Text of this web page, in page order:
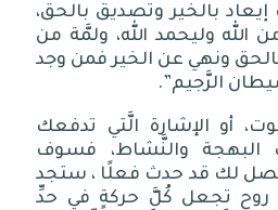
بالخير وتصديق بالحق،
وليحمد الله، ولمَّة من
ونهي عن الخير فمن وجد
الرَّجيم”.
أو الإشارة الَّتي تدفعك
البهجة والنَّشاط، فسوف
لك قد حدث فعلًا ، ستجد
روح تجعل كُلَّ حركةٍ في حدِّ